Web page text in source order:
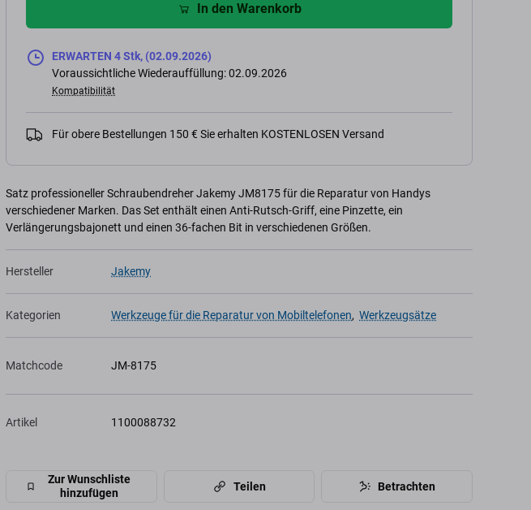
In den Warenkorb
ERWARTEN 4 Stk, (02.09.2026)
Voraussichtliche Wiederauffüllung: 02.09.2026
Kompatibilität
Für obere Bestellungen 150 € Sie erhalten KOSTENLOSEN Versand
Satz professioneller Schraubendreher Jakemy JM8175 für die Reparatur von Handys
verschiedener Marken. Das Set enthält einen Anti-Rutsch-Griff, eine Pinzette, ein
Verlängerungsbajonett und einen 36-fachen Bit in verschiedenen Größen.
Hersteller Jakemy
Kategorien Werkzeuge für die Reparatur von Mobiltelefonen, Werkzeugsätze
Matchcode JM-8175
Artikel 1100088732
Zur Wunschliste
hinzufügen
Teilen Betrachten